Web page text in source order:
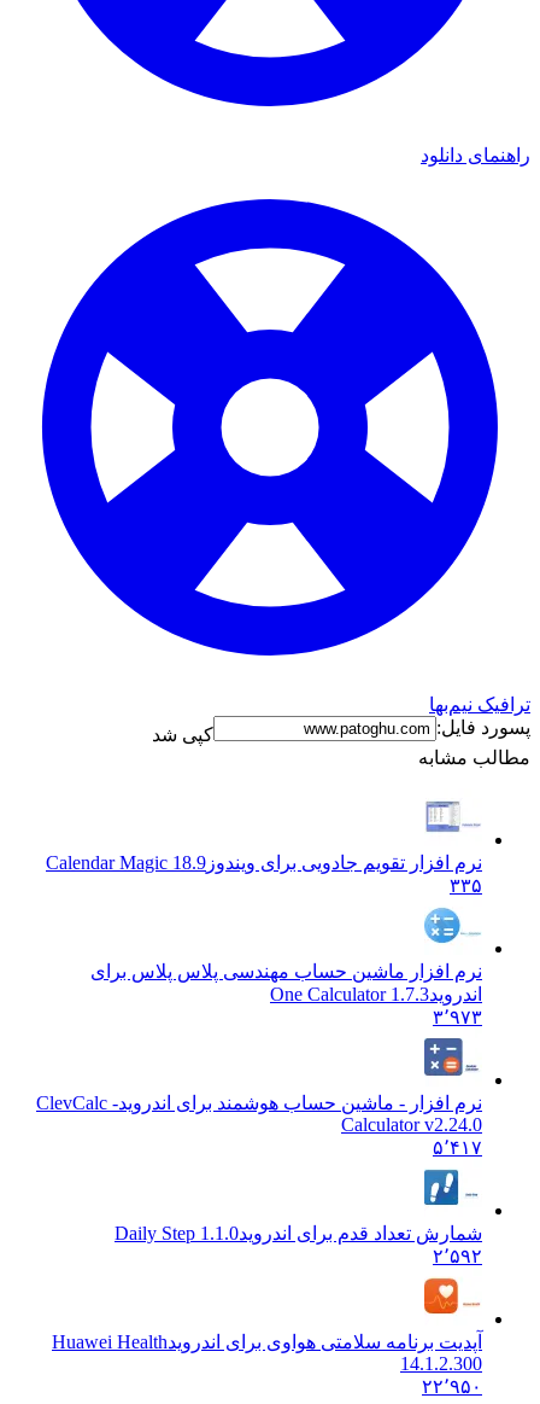
راهنمای دانلود
ترافیک نیم‌بها
پسورد فایل:
کپی شد
مطالب مشابه
نرم افزار تقویم جادویی برای ویندوز Calendar Magic 18.9
۳۳۵
نرم افزار ماشین حساب مهندسی پلاس پلاس برای
اندرویدOne Calculator 1.7.3
۳٬۹۷۳
نرم افزار - ماشین حساب هوشمند برای اندرویدClevCalc -
Calculator v2.24.0
۵٬۴۱۷
شمارش تعداد قدم برای اندرویدDaily Step 1.1.0
۲٬۵۹۲
آپدیت برنامه سلامتی هواوی برای اندرویدHuawei Health
14.1.2.300
۲۲٬۹۵۰